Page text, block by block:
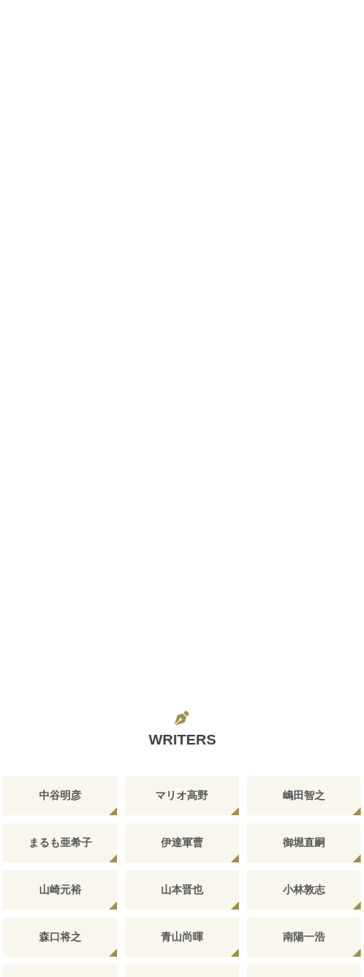
WRITERS
中谷明彦 マリオ高野 嶋田智之
まるも亜希子 伊達軍曹 御堀直嗣
山崎元裕 山本晋也 小林敦志
森口将之 青山尚暉 南陽一浩